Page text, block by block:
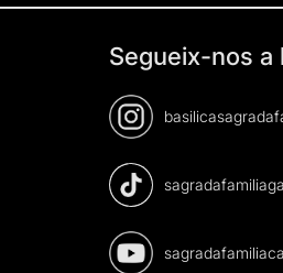
Segueix-nos a